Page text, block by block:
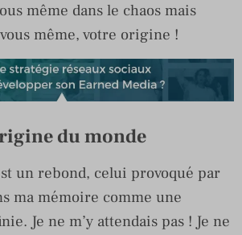
même dans le chaos mais
même, votre origine !
du monde
un rebond, celui provoqué par
ma mémoire comme une
Je ne m’y attendais pas ! Je ne